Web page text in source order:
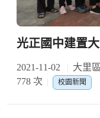
光正國中建置
2021-11-02 大里
778 次
校園新聞